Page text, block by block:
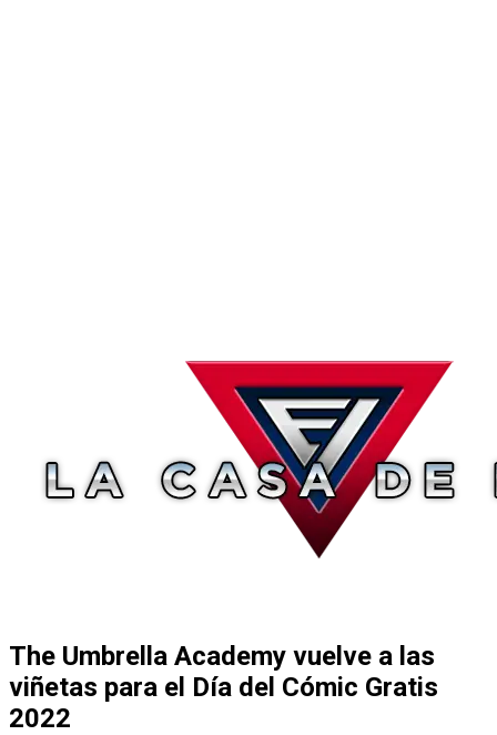
The Umbrella Academy vuelve a las
viñetas para el Día del Cómic Gratis
2022